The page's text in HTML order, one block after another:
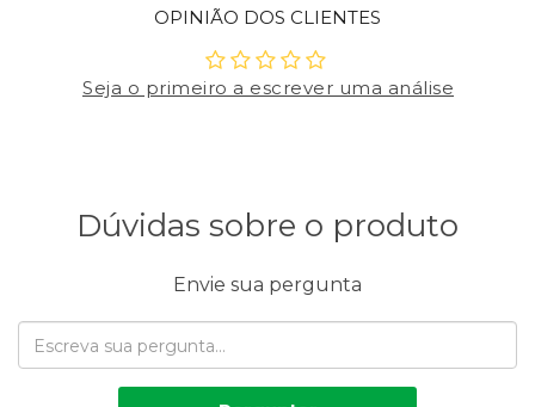
OPINIÃO DOS CLIENTES
Seja o primeiro a escrever uma análise
Dúvidas sobre o produto
Envie sua pergunta